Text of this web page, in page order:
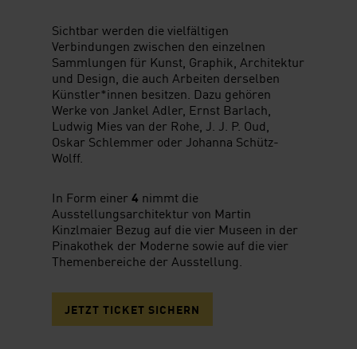
Sichtbar werden die vielfältigen
Verbindungen zwischen den einzelnen
Sammlungen für Kunst, Graphik, Architektur
und Design, die auch Arbeiten derselben
Künstler*innen besitzen. Dazu gehören
Werke von Jankel Adler, Ernst Barlach,
Ludwig Mies van der Rohe, J. J. P. Oud,
Oskar Schlemmer oder Johanna Schütz-
Wolff.
In Form einer 4 nimmt die
Ausstellungsarchitektur von Martin
Kinzlmaier Bezug auf die vier Museen in der
Pinakothek der Moderne sowie auf die vier
Themenbereiche der Ausstellung.
JETZT TICKET SICHERN